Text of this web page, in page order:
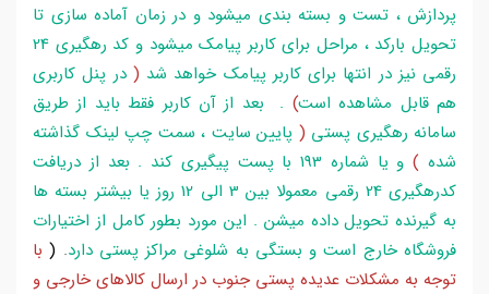
پردازش ، تست و بسته بندی میشود و در زمان آماده سازی تا
تحویل بارکد ، مراحل برای کاربر پیامک میشود و کد رهگیری 24
رقمی نیز در انتها برای کاربر پیامک خواهد شد ( در پنل کاربری
هم قابل مشاهده است) . بعد از آن کاربر فقط باید از طریق
سامانه رهگیری پستی ( پایین سایت ، سمت چپ لینک گذاشته
شده )
و یا شماره 193 با پست پیگیری کند . بعد از دریافت
کدرهگیری 24 رقمی معمولا بین 3 الی 12 روز یا بیشتر بسته ها
به گیرنده تحویل داده میشن . این مورد بطور کامل از اختیارات
فروشگاه خارج است و بستگی به شلوغی مراکز پستی دارد.
(با
توجه به مشکلات عدیده پستی جنوب در ارسال کالاهای خارجی و